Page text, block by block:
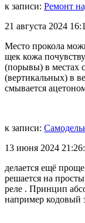
к записи: Ремонт
21 августа 2024
Место прокола
щек кожа
(порывы) в местах
(вертикальных) в
смывается
к записи:
13 июня 2024
делается ещё
решается на
реле . Принцип
например кодовый